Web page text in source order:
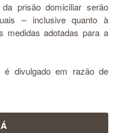
prisão domiciliar serão
– inclusive quanto à
medidas adotadas para a
divulgado em razão de